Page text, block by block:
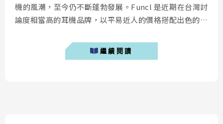
機的風潮，至今仍不斷蓬勃發展。Funcl 是近期在台灣討
論度相當高的耳機品牌，以平易近人的價格搭配出色的用
」，使用高通 QCC3026 藍牙晶片，卻僅僅只有不到新台
幣三千元的售價。 Funcl AI開箱 今天...
繼續閱讀